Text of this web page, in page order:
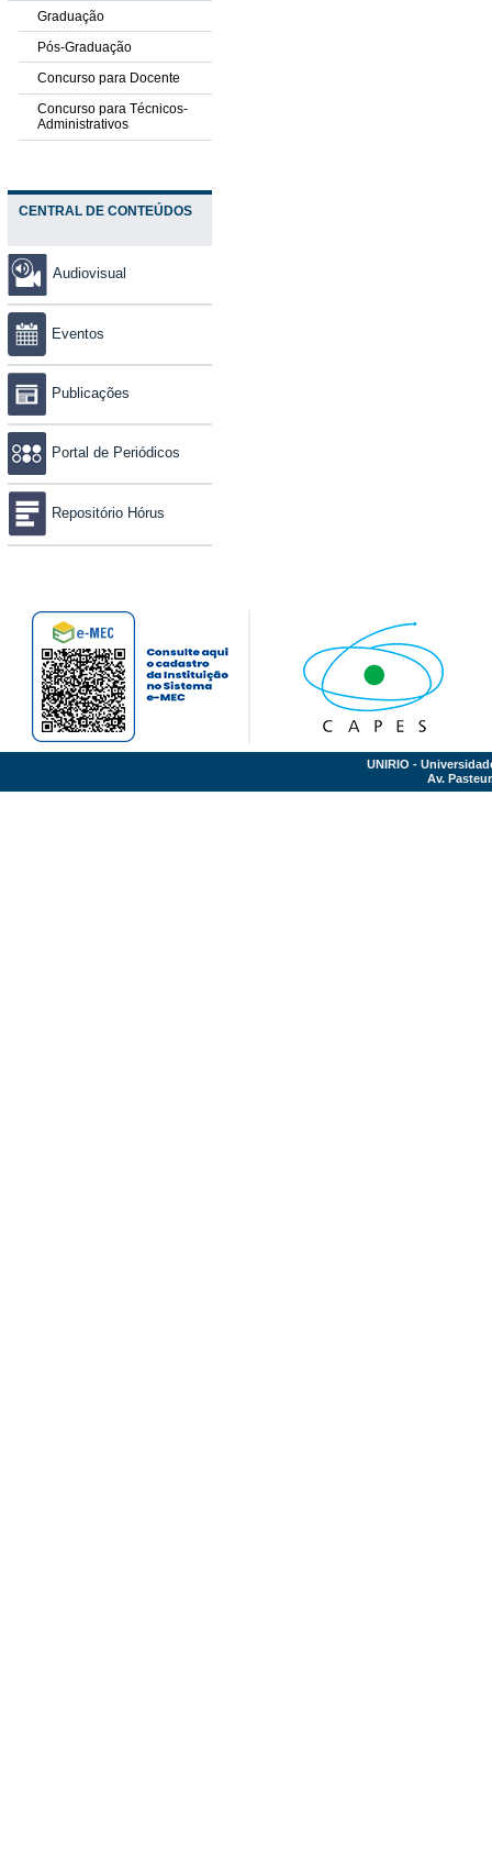
Graduação
Pós-Graduação
Concurso para Docente
Concurso para Técnicos-
Administrativos
CENTRAL DE CONTEÚDOS
Audiovisual
Eventos
Publicações
Portal de Periódicos
Repositório Hórus
UNIRIO -
Av.